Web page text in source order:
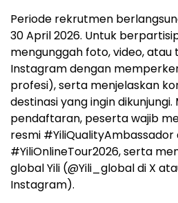
Periode rekrutmen
30 April 2026. Untuk
mengunggah foto, video, atau
Instagram dengan
profesi), serta menjelaskan
destinasi yang ingin
pendaftaran, peserta wajib
resmi #YiliQualityAmbassador
#YiliOnlineTour2026, serta
global Yili (@Yili_global di X
Instagram).